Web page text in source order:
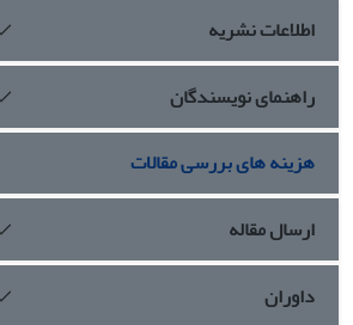
اطلاعات نشریه
راهنمای نویسندگان
هزینه های بررسی مقالات
ارسال مقاله
داوران